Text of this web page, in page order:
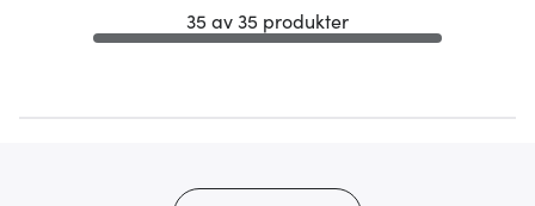
35 av 35 produkter